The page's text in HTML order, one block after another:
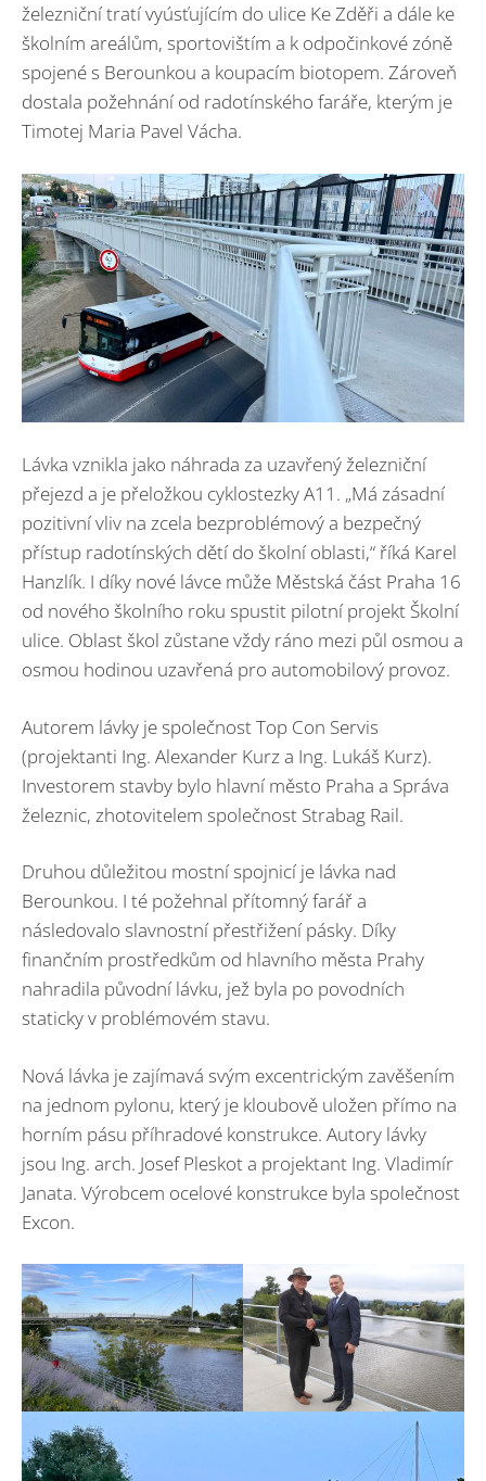
železniční tratí vyúsťujícím do ulice Ke Zděři a dále ke
školním areálům, sportovištím a k odpočinkové zóně
spojené s Berounkou a koupacím biotopem. Zároveň
dostala požehnání od radotínského faráře, kterým je
Timotej Maria Pavel Vácha.
Lávka vznikla jako náhrada za uzavřený železniční
přejezd a je přeložkou cyklostezky A11. „Má zásadní
pozitivní vliv na zcela bezproblémový a bezpečný
přístup radotínských dětí do školní oblasti,“ říká Karel
Hanzlík. I díky nové lávce může Městská část Praha 16
od nového školního roku spustit pilotní projekt Školní
ulice. Oblast škol zůstane vždy ráno mezi půl osmou a
osmou hodinou uzavřená pro automobilový provoz.
Autorem lávky je společnost Top Con Servis
(projektanti Ing. Alexander Kurz a Ing. Lukáš Kurz).
Investorem stavby bylo hlavní město Praha a Správa
železnic, zhotovitelem společnost Strabag Rail.
Druhou důležitou mostní spojnicí je lávka nad
Berounkou. I té požehnal přítomný farář a
následovalo slavnostní přestřižení pásky. Díky
finančním prostředkům od hlavního města Prahy
nahradila původní lávku, jež byla po povodních
staticky v problémovém stavu.
Nová lávka je zajímavá svým excentrickým zavěšením
na jednom pylonu, který je kloubově uložen přímo na
horním pásu příhradové konstrukce. Autory lávky
jsou Ing. arch. Josef Pleskot a projektant Ing. Vladimír
Janata. Výrobcem ocelové konstrukce byla společnost
Excon.